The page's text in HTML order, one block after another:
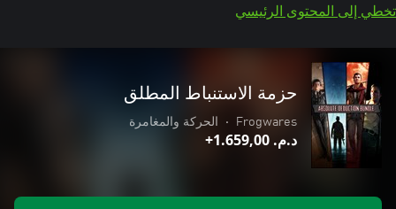
تخطي إلى المحتوى الرئيسي
حزمة الاستنباط المطلق
Frogwares
• الحركة والمغامرة
د.م.‏ 1.659,00+